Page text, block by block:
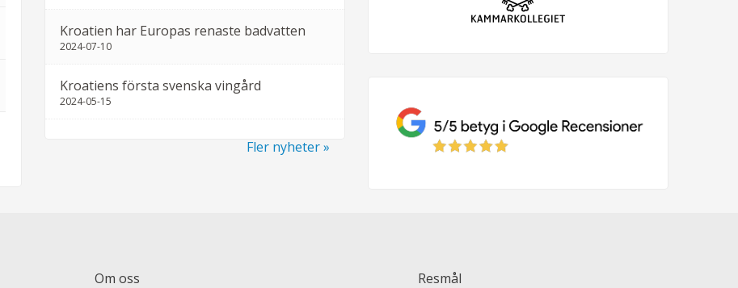
Kroatien har Europas renaste badvatten
2024-07-10
Kroatiens första svenska vingård
2024-05-15
Fler nyheter
Om oss
Resmål